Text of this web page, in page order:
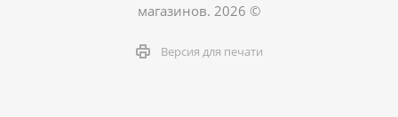
магазинов. 2026 ©
Версия для печати